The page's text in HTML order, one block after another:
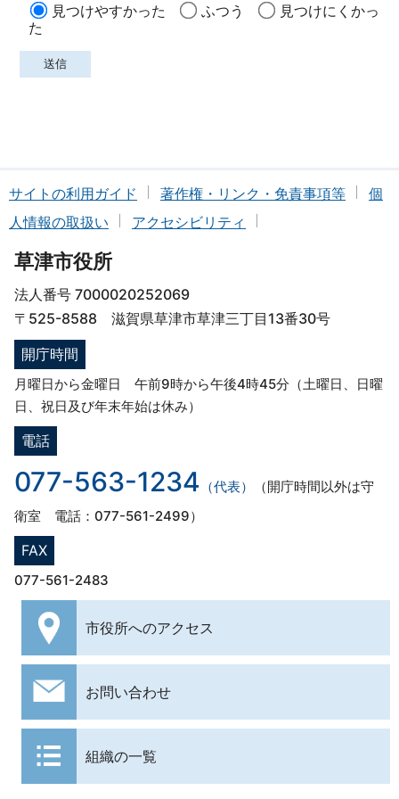
見つけやすかった
ふつう
見つけにくかっ
た
サイトの利用ガイド 著作権・リンク・免責事項等
個
人情報の取扱い
アクセシビリティ
草津市役所
法人番号 7000020252069
〒525-8588 滋賀県草津市草津三丁目13番30号
開庁時間
月曜日から金曜日 午前9時から午後4時45分（土曜日、日曜
日、祝日及び年末年始は休み）
電話
077-563-1234 （代表）
（開庁時間以外は守
衛室 電話：077-561-2499）
FAX
077-561-2483
市役所へのアクセス
お問い合わせ
組織の一覧